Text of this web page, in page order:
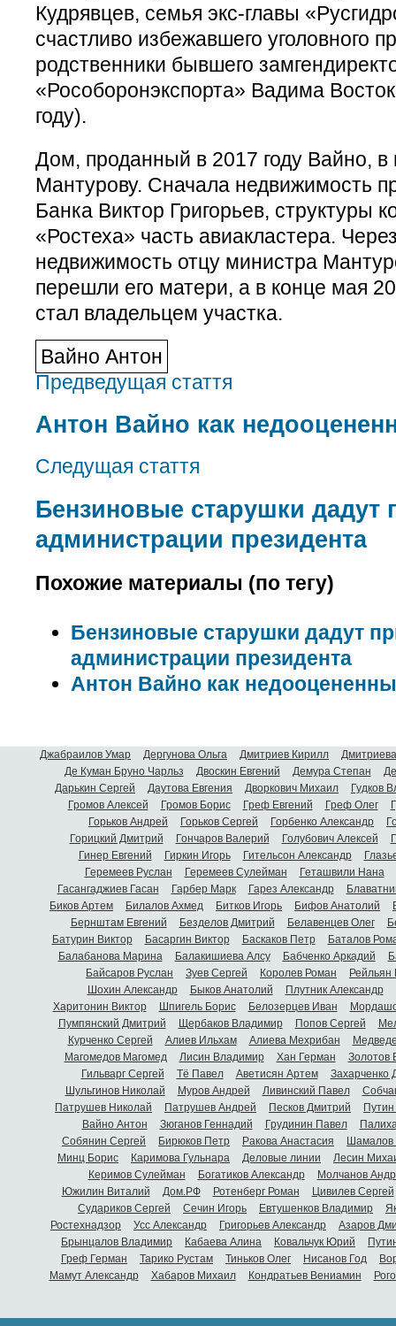
Кудрявцев, семья экс-главы
счастливо избежавшего уголовного
родственники бывшего
«Рособоронэкспорта» Вадима
году).
Дом, проданный в 2017 году Вайно, в
Мантурову. Сначала недвижимость
Банка Виктор Григорьев, структуры
«Ростеха» часть авиакластера.
недвижимость отцу министра
перешли его матери, а в конце мая
стал владельцем участка.
Вайно Антон
Предведущая стаття
Антон Вайно как
Следущая стаття
Бензиновые старушки дадут
администрации президента
Похожие материалы (по тегу)
Бензиновые старушки дадут
администрации президента
Антон Вайно как
Джабраилов Умар Дергунова Ольга Дмитриев Кирилл
Де Куман Бруно Чарльз
Двоскин Евгений Демура Степан
Дарькин Сергей
Даутова Евгения Дворкович Михаил
Гудков
Громов Алексей
Громов Борис Греф Евгений Греф Олег
Горьков Андрей
Горьков Сергей Горбенко Александр
Горицкий Дмитрий
Гончаров Валерий Голубович Алексей
Гинер Евгений
Гиркин Игорь Гительсон Александр
Геремеев Руслан
Геремеев Сулейман
Геташвили Нана
Гасангаджиев Гасан
Гарбер Марк Гарез Александр
Биков Артем
Билалов Ахмед Битков Игорь Бифов Анатолий
Бернштам Евгений
Безделов Дмитрий Белавенцев Олег
Батурин Виктор
Басаргин Виктор Баскаков Петр
Баталов
Балабанова Марина
Балакишиева Алсу Бабченко Аркадий
Байсаров Руслан
Зуев Сергей Королев Роман
Шохин Александр
Быков Анатолий Плутник Александр
Харитонин Виктор
Шпигель Борис Белозерцев Иван
Пумпянский Дмитрий
Щербаков Владимир Попов Сергей
Курченко Сергей
Алиев Ильхам Алиева Мехрибан
Магомедов Магомед
Лисин Владимир Хан Герман
Золотов
Гильварг Сергей
Тё Павел Аветисян Артем
Захарченко
Шульгинов Николай
Муров Андрей Ливинский Павел
Патрушев Николай
Патрушев Андрей Песков Дмитрий
Вайно Антон
Зюганов Геннадий Грудинин Павел
Собянин Сергей
Бирюков Петр Ракова Анастасия
Шамалов
Минц Борис
Каримова Гульнара Деловые линии
Лесин
Керимов Сулейман
Богатиков Александр
Молчанов
Южилин Виталий
Дом.РФ Ротенберг Роман
Цивилев Сергей
Судариков Сергей
Сечин Игорь Евтушенков Владимир
Ростехнадзор
Усс Александр Григорьев Александр
Азаров
Брынцалов Владимир
Кабаева Алина Ковальчук Юрий
Греф Герман
Тарико Рустам Тиньков Олег Нисанов Год
Мамут Александр
Хабаров Михаил Кондратьев Вениамин